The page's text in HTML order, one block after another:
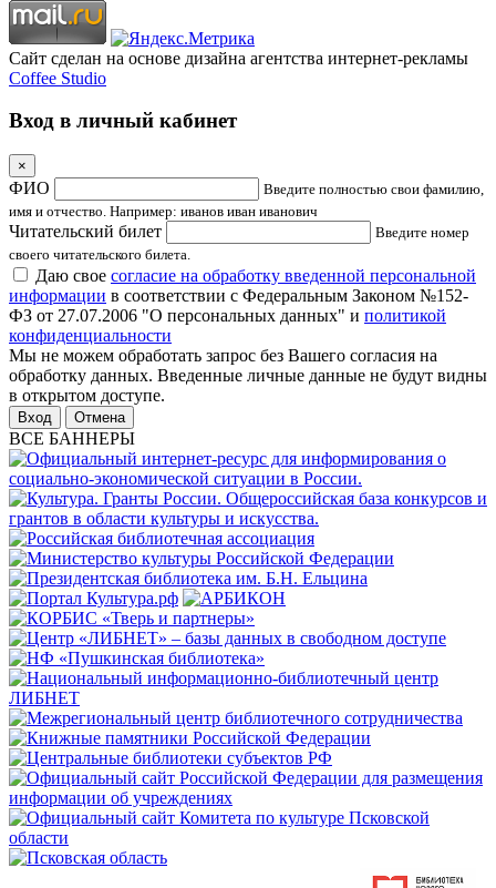
Сайт сделан на основе дизайна агентства интернет-рекламы
Coffee Studio
Вход в личный кабинет
×
ФИО
Введите полностью свои фамилию,
имя и отчество. Например: иванов иван иванович
Читательский билет
Введите номер
своего читательского билета.
Даю свое согласие на обработку введенной персональной
информации в соответствии с Федеральным Законом №152-
ФЗ от 27.07.2006 "О персональных данных" и политикой
конфиденциальности
Мы не можем обработать запрос без Вашего согласия на
обработку данных. Введенные личные данные не будут видны
в открытом доступе.
Отмена
ВСЕ БАННЕРЫ